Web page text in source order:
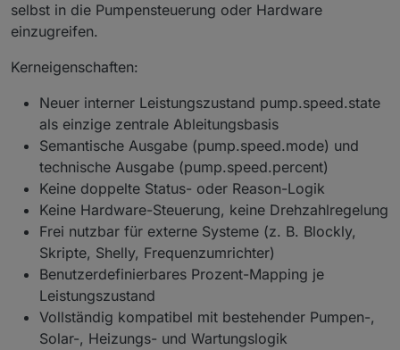
selbst in die Pumpensteuerung oder Hardware
einzugreifen.
Kerneigenschaften:
Neuer interner Leistungszustand pump.speed.state
als einzige zentrale Ableitungsbasis
Semantische Ausgabe (pump.speed.mode) und
technische Ausgabe (pump.speed.percent)
Keine doppelte Status- oder Reason-Logik
Keine Hardware-Steuerung, keine Drehzahlregelung
Frei nutzbar für externe Systeme (z. B. Blockly,
Skripte, Shelly, Frequenzumrichter)
Benutzerdefinierbares Prozent-Mapping je
Leistungszustand
Vollständig kompatibel mit bestehender Pumpen-,
Solar-, Heizungs- und Wartungslogik